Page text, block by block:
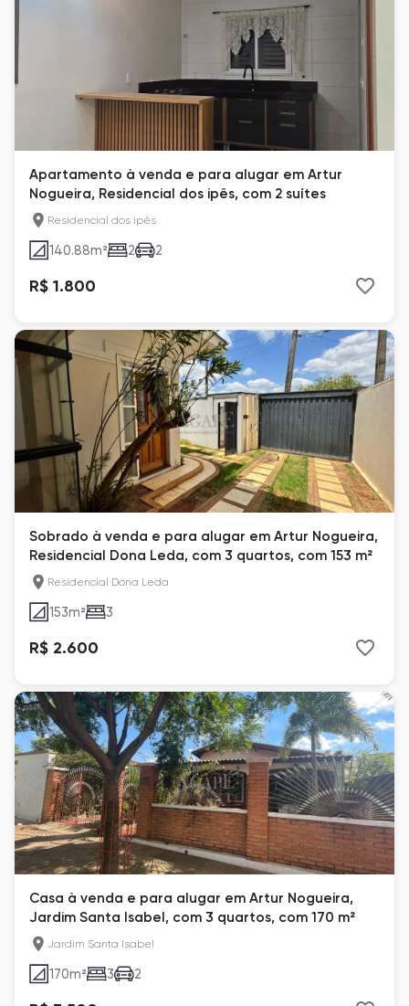
Apartamento à venda e para alugar em Artur
Nogueira, Residencial dos ipês, com 2 suítes
Residencial dos ipês
140.88m² 2 2
R$ 1.800
Sobrado à venda e para alugar em Artur Nogueira,
Residencial Dona Leda, com 3 quartos, com 153 m²
Residencial Dona Leda
153m² 3
R$ 2.600
Casa à venda e para alugar em Artur Nogueira,
Jardim Santa Isabel, com 3 quartos, com 170 m²
Jardim Santa Isabel
170m² 3 2